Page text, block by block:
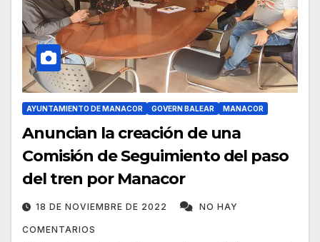
AYUNTAMIENTO DE MANACOR GOVERN BALEAR MANACOR
Anuncian la creación de una
Comisión de Seguimiento del paso
del tren por Manacor
18 DE NOVIEMBRE DE 2022 NO HAY
COMENTARIOS